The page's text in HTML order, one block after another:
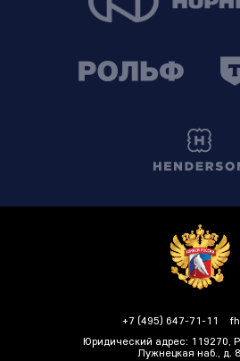
+7 (495) 647-71-11
Юридический адрес: 119270,
Лужнецкая наб., д.